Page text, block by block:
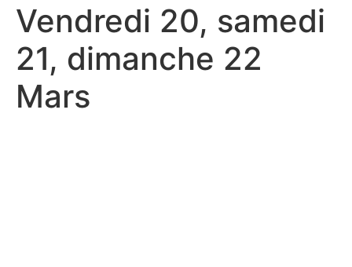
Vendredi 20, samedi
21, dimanche 22
Mars